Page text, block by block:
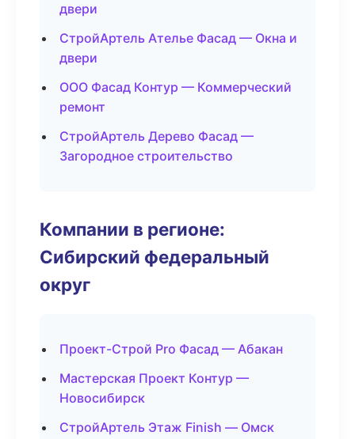
двери
СтройАртель Ателье Фасад — Окна и
двери
ООО Фасад Контур — Коммерческий
ремонт
СтройАртель Дерево Фасад —
Загородное строительство
Компании в регионе:
Сибирский федеральный
округ
Проект-Строй Pro Фасад — Абакан
Мастерская Проект Контур —
Новосибирск
СтройАртель Этаж Finish — Омск